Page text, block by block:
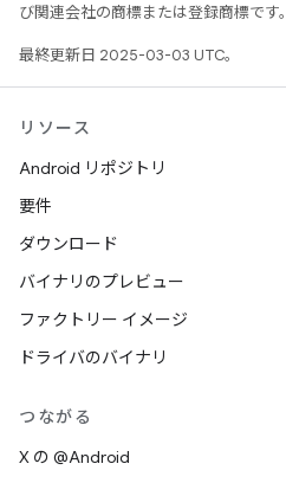
び関連会社の商標または登録商標です。
最終更新日 2025-03-03 UTC。
リソース
Android リポジトリ
要件
ダウンロード
バイナリのプレビュー
ファクトリー イメージ
ドライバのバイナリ
つながる
X の @Android